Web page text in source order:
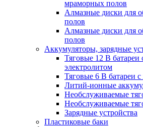
мраморных полов
Алмазные диски для
полов
Алмазные диски для
полов
Аккумуляторы, зарядные
Тяговые 12 В
электролитом
Тяговые 6 В батареи
Литий-ионные
Необслуживаемые
Необслуживаемые
Зарядные устройства
Пластиковые баки